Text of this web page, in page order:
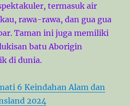
termasuk air
rawa-rawa, dan gua gua
Taman ini juga memiliki
batu Aborigin
di dunia.
6 Keindahan Alam dan
2024